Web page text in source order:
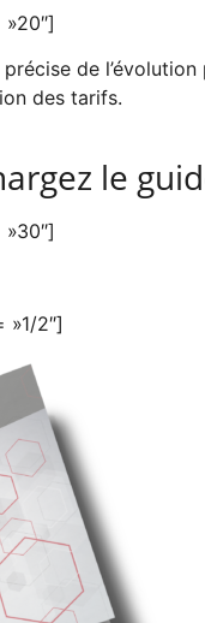
précise de
des tarifs.
le
»1/2″]